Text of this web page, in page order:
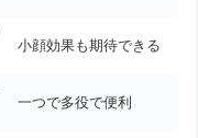
小顔効果も期待できる
一つで多役で便利